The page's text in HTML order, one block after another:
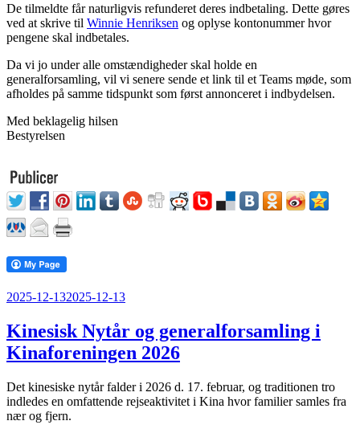
De tilmeldte får naturligvis refunderet deres indbetaling. Dette gøres
ved at skrive til Winnie Henriksen og oplyse kontonummer hvor
pengene skal indbetales.
Da vi jo under alle omstændigheder skal holde en
generalforsamling, vil vi senere sende et link til et Teams møde, som
afholdes på samme tidspunkt som først annonceret i indbydelsen.
Med beklagelig hilsen
Bestyrelsen
Udgivet
2025-12-132025-12-13
Kinesisk Nytår og generalforsamling i
Kinaforeningen 2026
Det kinesiske nytår falder i 2026 d. 17. februar, og traditionen tro
indledes en omfattende rejseaktivitet i Kina hvor familier samles fra
nær og fjern.